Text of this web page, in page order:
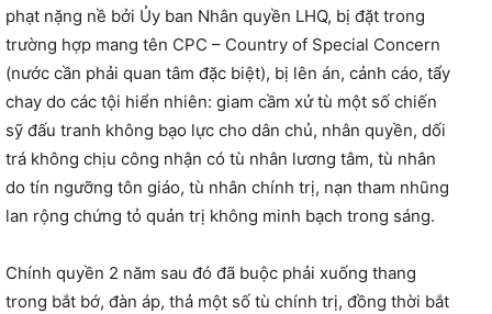
phạt nặng nề bởi Ủy ban Nhân quyền LHQ, bị đặt trong
trường hợp mang tên CPC – Country of Special Concern
(nước cần phải quan tâm đặc biệt), bị lên án, cảnh cáo, tẩy
chay do các tội hiển nhiên: giam cầm xử tù một số chiến
sỹ đấu tranh không bạo lực cho dân chủ, nhân quyền, dối
trá không chịu công nhận có tù nhân lương tâm, tù nhân
do tín ngưỡng tôn giáo, tù nhân chính trị, nạn tham nhũng
lan rộng chứng tỏ quản trị không minh bạch trong sáng.
Chính quyền 2 năm sau đó đã buộc phải xuống thang
trong bắt bớ, đàn áp, thả một số tù chính trị, đồng thời bắt